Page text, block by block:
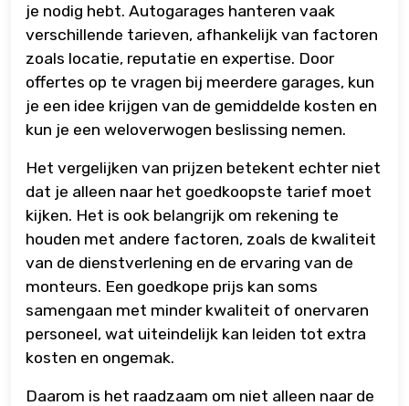
je nodig hebt. Autogarages hanteren vaak
verschillende tarieven, afhankelijk van factoren
zoals locatie, reputatie en expertise. Door
offertes op te vragen bij meerdere garages, kun
je een idee krijgen van de gemiddelde kosten en
kun je een weloverwogen beslissing nemen.
Het vergelijken van prijzen betekent echter niet
dat je alleen naar het goedkoopste tarief moet
kijken. Het is ook belangrijk om rekening te
houden met andere factoren, zoals de kwaliteit
van de dienstverlening en de ervaring van de
monteurs. Een goedkope prijs kan soms
samengaan met minder kwaliteit of onervaren
personeel, wat uiteindelijk kan leiden tot extra
kosten en ongemak.
Daarom is het raadzaam om niet alleen naar de